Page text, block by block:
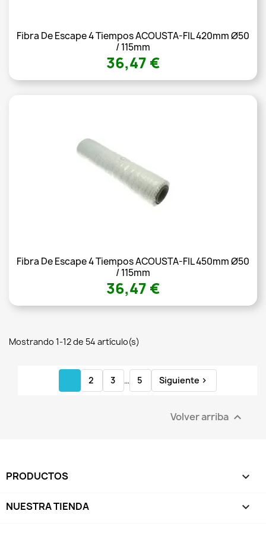
Fibra De Escape 4 Tiempos ACOUSTA-FIL 420mm Ø50
/ 115mm
36,47 €
Fibra De Escape 4 Tiempos ACOUSTA-FIL 450mm Ø50
/ 115mm
36,47 €
Mostrando 1-12 de 54 artículo(s)
2 3 … 5 Siguiente 
Volver arriba 
PRODUCTOS 
NUESTRA TIENDA 